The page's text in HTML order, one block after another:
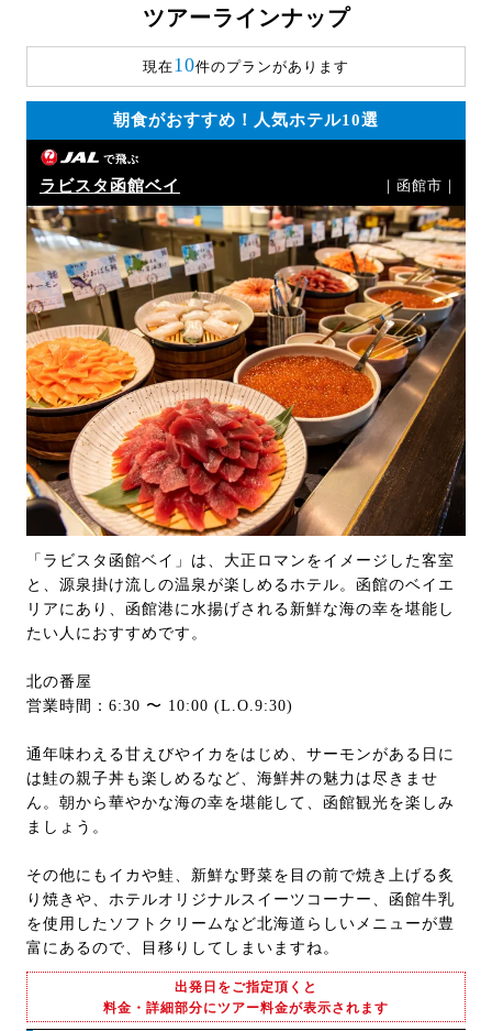
ツアーラインナップ
現在10件のプランがあります
朝食がおすすめ！人気ホテル10選
で飛ぶ
ラビスタ函館ベイ ｜函館市｜
「ラビスタ函館ベイ」は、大正ロマンをイメージした客室
と、源泉掛け流しの温泉が楽しめるホテル。函館のベイエ
リアにあり、函館港に水揚げされる新鮮な海の幸を堪能し
たい人におすすめです。
北の番屋
営業時間：6:30 〜 10:00 (L.O.9:30)
通年味わえる甘えびやイカをはじめ、サーモンがある日に
は鮭の親子丼も楽しめるなど、海鮮丼の魅力は尽きませ
ん。朝から華やかな海の幸を堪能して、函館観光を楽しみ
ましょう。
その他にもイカや鮭、新鮮な野菜を目の前で焼き上げる炙
り焼きや、ホテルオリジナルスイーツコーナー、函館牛乳
を使用したソフトクリームなど北海道らしいメニューが豊
富にあるので、目移りしてしまいますね。
出発日をご指定頂くと
料金・詳細部分にツアー料金が表示されます